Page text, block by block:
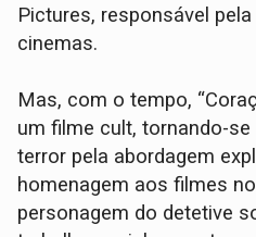
Pictures, responsável
cinemas.
Mas, com o tempo,
um filme cult, tornando-
terror pela abordagem
homenagem aos filmes
personagem do detetive